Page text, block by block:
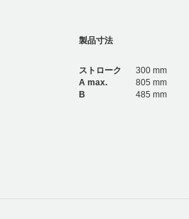
製品寸法
ストローク
300 mm
A max.
805 mm
B
485 mm